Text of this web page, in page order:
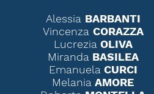
Alessia BARBANTI
Vincenza CORAZZA
Lucrezia OLIVA
Miranda BASILEA
Emanuela CURCI
Melania AMORE